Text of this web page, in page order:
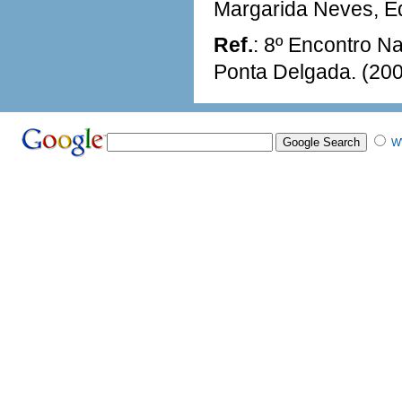
Margarida Neves,
Ref.: 8º Encontro
Ponta Delgada.